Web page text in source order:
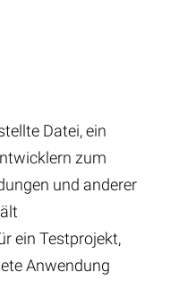
Datei, ein
zum
und anderer
ein Testprojekt,
Anwendung